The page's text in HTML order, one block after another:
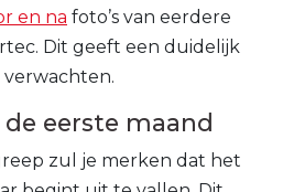
en na foto’s van eerdere
Dit geeft een duidelijk
eerste maand
zul je merken dat het